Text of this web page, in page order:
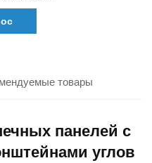
товары
панелей с
углов